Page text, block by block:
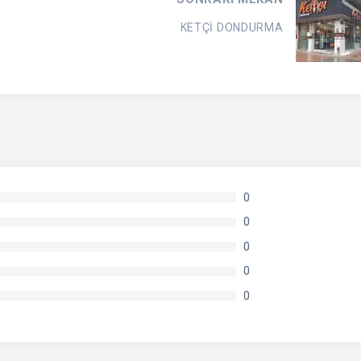
KETÇİ DONDURMA
0
0
0
0
0